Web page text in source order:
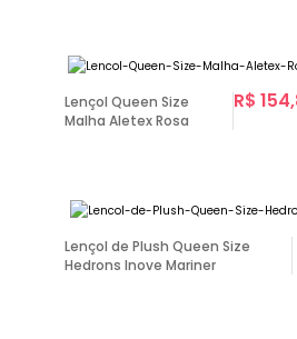
Lençol Queen Size
Malha Aletex Rosa
R$
Lençol de Plush Queen Size
Hedrons Inove Mariner